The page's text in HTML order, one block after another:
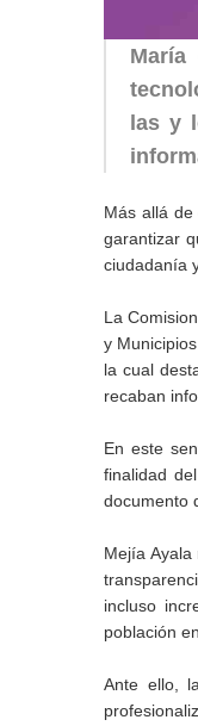
las y
Más allá
garantizar
ciudadanía
La
y
la cual
recaban
En este
finalidad
documento
Mejía
incluso
población
Ante ello,